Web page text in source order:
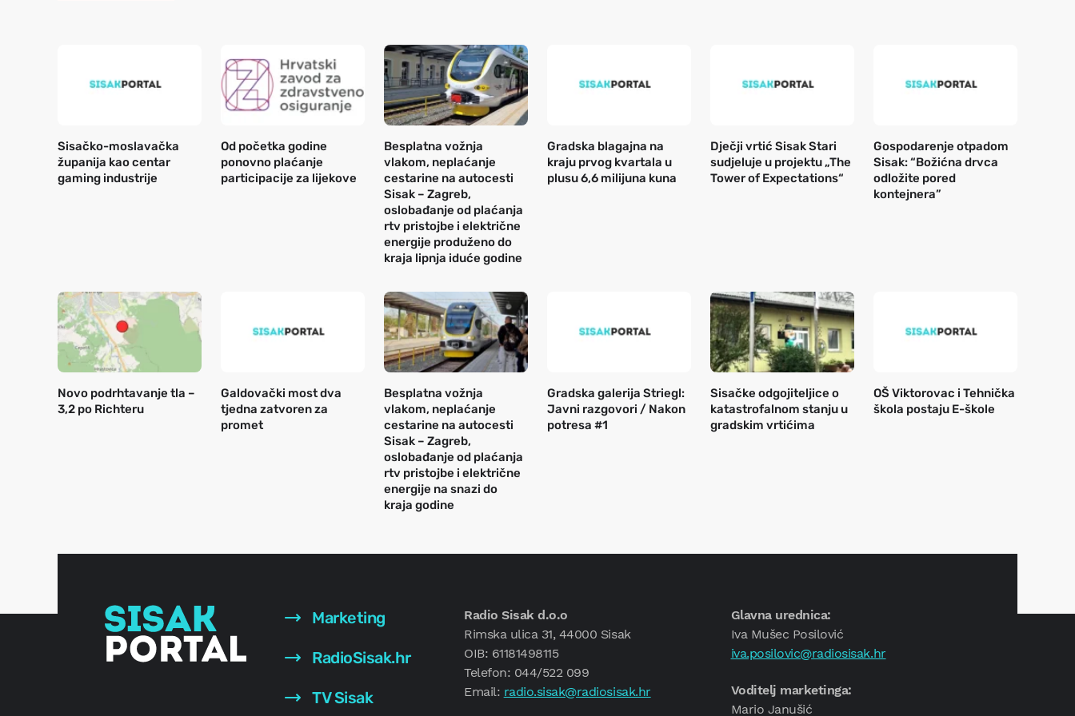
Sisačko-moslavačka
županija kao centar
gaming industrije
Od početka godine
ponovno plaćanje
participacije za lijekove
Besplatna vožnja
vlakom, neplaćanje
cestarine na autocesti
Sisak – Zagreb,
oslobađanje od plaćanja
rtv pristojbe i električne
energije produženo do
kraja lipnja iduće godine
Gradska blagajna na
kraju prvog kvartala u
plusu 6,6 milijuna kuna
Dječji vrtić Sisak Stari
sudjeluje u projektu „The
Tower of Expectations“
Gospodarenje otpadom
Sisak: “Božićna drvca
odložite pored
kontejnera”
Novo podrhtavanje tla –
3,2 po Richteru
Galdovački most dva
tjedna zatvoren za
promet
Besplatna vožnja
vlakom, neplaćanje
cestarine na autocesti
Sisak – Zagreb,
oslobađanje od plaćanja
rtv pristojbe i električne
energije na snazi do
kraja godine
Gradska galerija Striegl:
Javni razgovori / Nakon
potresa #1
Sisačke odgojiteljice o
katastrofalnom stanju u
gradskim vrtićima
OŠ Viktorovac i Tehnička
škola postaju E-škole
Marketing
RadioSisak.hr
TV Sisak
Radio Sisak d.o.o
Rimska ulica 31, 44000 Sisak
OIB: 61181498115
Telefon: 044/522 099
Email: radio.sisak@radiosisak.hr
Glavna urednica:
Iva Mušec Posilović
iva.posilovic@radiosisak.hr
Voditelj marketinga:
Mario Janušić